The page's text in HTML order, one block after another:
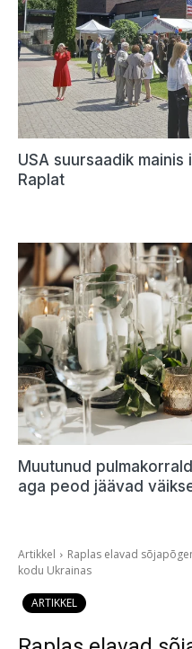
USA suursaadik
Raplat
Muutunud
aga peod jäävad